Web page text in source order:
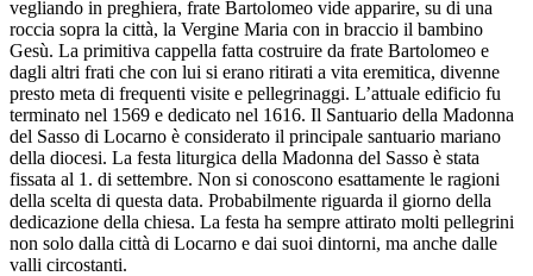
vegliando in preghiera, frate Bartolomeo vide apparire, su di una
roccia sopra la città, la Vergine Maria con in braccio il bambino
Gesù. La primitiva cappella fatta costruire da frate Bartolomeo e
dagli altri frati che con lui si erano ritirati a vita eremitica, divenne
presto meta di frequenti visite e pellegrinaggi. L’attuale edificio fu
terminato nel 1569 e dedicato nel 1616. Il Santuario della Madonna
del Sasso di Locarno è considerato il principale santuario mariano
della diocesi. La festa liturgica della Madonna del Sasso è stata
fissata al 1. di settembre. Non si conoscono esattamente le ragioni
della scelta di questa data. Probabilmente riguarda il giorno della
dedicazione della chiesa. La festa ha sempre attirato molti pellegrini
non solo dalla città di Locarno e dai suoi dintorni, ma anche dalle
valli circostanti.